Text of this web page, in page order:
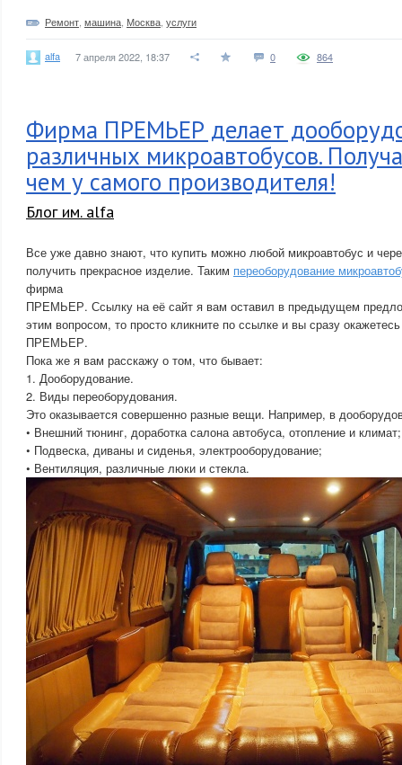
Ремонт машина Москва услуги
alfa 7 апреля 2022, 18:37 0 864
Фирма ПРЕМЬЕР делает
различных микроавтобусов.
чем у самого производителя!
Блог им. alfa
Все уже давно знают, что купить можно любой микроавтобус и
получить прекрасное изделие. Таким переоборудование
фирма
ПРЕМЬЕР. Ссылку на её сайт я вам оставил в предыдущем
этим вопросом, то просто кликните по ссылке и вы сразу
ПРЕМЬЕР.
Пока же я вам расскажу о том, что бывает:
1. Дооборудование.
2. Виды переоборудования.
Это оказывается совершенно разные вещи. Например, в
• Внешний тюнинг, доработка салона автобуса, отопление и климат;
• Подвеска, диваны и сиденья, электрооборудование;
• Вентиляция, различные люки и стекла.